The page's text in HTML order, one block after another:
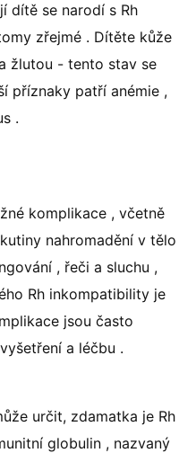
dítě se narodí s Rh
zřejmé . Dítěte kůže
žlutou - tento stav se
příznaky patří anémie ,
.
komplikace , včetně
nahromadění v tělo
, řeči a sluchu ,
Rh inkompatibility je
jsou často
a léčbu .
určit, zdamatka je Rh
globulin , nazvaný